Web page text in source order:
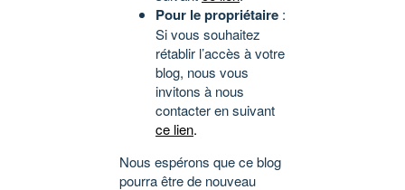
Pour le propriétaire :
Si vous souhaitez
rétablir l’accès à votre
blog, nous vous
invitons à nous
contacter en suivant
ce lien.
Nous espérons que ce blog
pourra être de nouveau